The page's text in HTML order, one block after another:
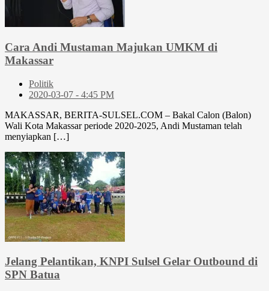
Cara Andi Mustaman Majukan UMKM di
Makassar
Politik
2020-03-07 - 4:45 PM
MAKASSAR, BERITA-SULSEL.COM – Bakal Calon (Balon)
Wali Kota Makassar periode 2020-2025, Andi Mustaman telah
menyiapkan […]
Jelang Pelantikan, KNPI Sulsel Gelar Outbound di
SPN Batua